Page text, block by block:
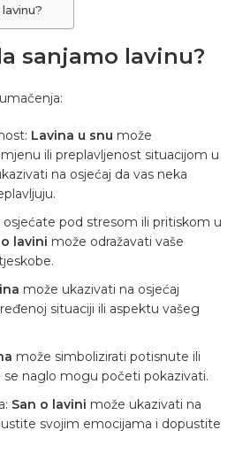
sanjamo lavinu?
Lavina u snu može
ili preplavljenost situacijom u
​​na osjećaj da vas neka
osjećate pod stresom ili pritiskom u
lavini može odražavati vaše
može ukazivati ​​na osjećaj
situaciji ili aspektu vašeg
može simbolizirati potisnute ili
naglo mogu početi pokazivati.
San o lavini može ukazivati ​​na
svojim emocijama i dopustite